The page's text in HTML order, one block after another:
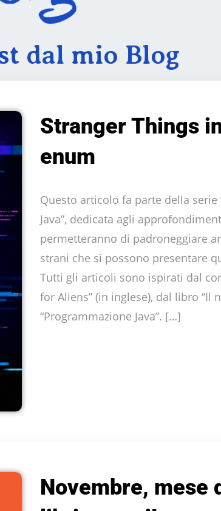
dal mio Blog
Stranger Things
enum
Questo articolo fa parte della serie
Java”, dedicata agli
permetteranno di padroneggiare
strani che si possono presentare
Tutti gli articoli sono ispirati dal
for Aliens” (in inglese), dal libro “Il
“Programmazione Java”. […]
Novembre, mese